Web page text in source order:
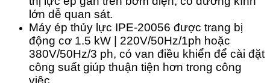
lớn dễ quan sát.
Máy ép thủy lực IPE-20056 được trang bị
động cơ 1.5 kW | 220V/50Hz/1ph hoặc
380V/50Hz/3 ph, có van điều khiển để cài đặt
công suất giúp thuận tiện hơn trong công
việc.